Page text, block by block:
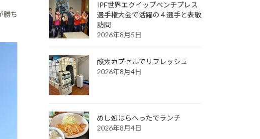
勝ち
IPF世界エクイップベンチプレス
選手権大会で活躍の４選手と表敬
訪問
2026年8月5日
酸素カプセルでリフレッシュ
2026年8月4日
めし処はらへったでランチ
2026年8月4日